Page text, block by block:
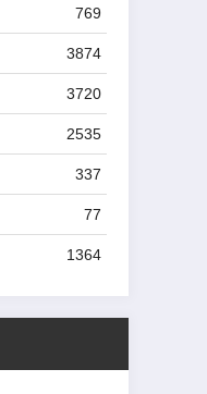
769
3874
3720
2535
337
77
1364